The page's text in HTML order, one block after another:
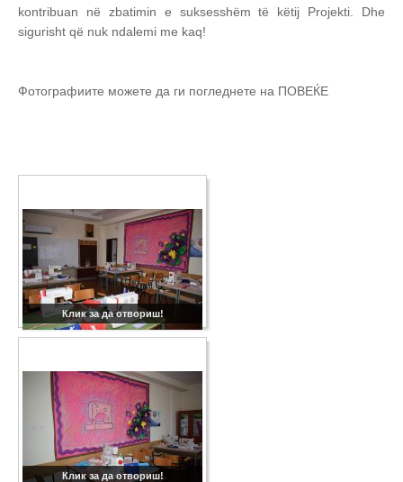
kontribuan në zbatimin e suksesshëm të këtij Projekti. Dhe
sigurisht që nuk ndalemi me kaq!
Фотографиите можете да ги погледнете на ПОВЕЌЕ
Клик за да отвориш!
Клик за да отвориш!